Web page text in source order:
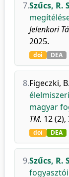
7.Szűcs, R.
Jelenkori
2025.
doi DEA
8.Figeczki, B.
magyar
TM. 12 (2),
doi DEA
9.Szűcs, R.